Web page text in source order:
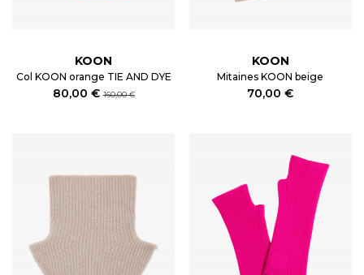
KOON
Col KOON orange TIE AND DYE
80,00 €160,00 €
KOON
Mitaines KOON beige
70,00 €